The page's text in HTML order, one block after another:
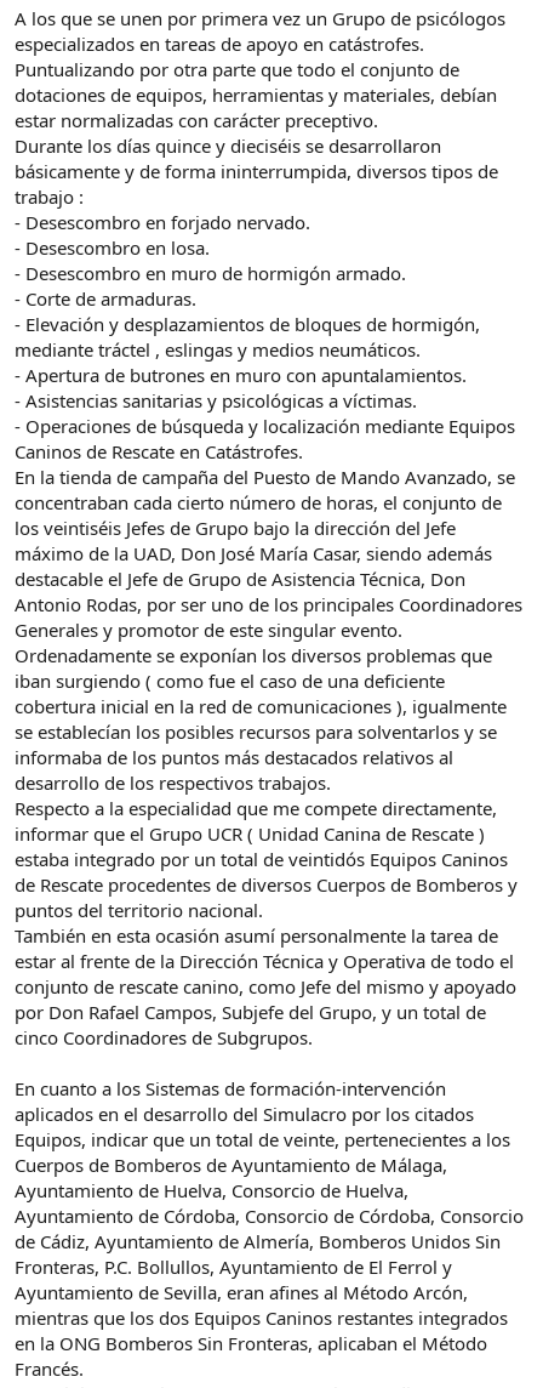
A los que se unen por primera vez un Grupo de psicólogos
especializados en tareas de apoyo en catástrofes.
Puntualizando por otra parte que todo el conjunto de
dotaciones de equipos, herramientas y materiales, debían
estar normalizadas con carácter preceptivo.
Durante los días quince y dieciséis se desarrollaron
básicamente y de forma ininterrumpida, diversos tipos de
trabajo :
- Desescombro en forjado nervado.
- Desescombro en losa.
- Desescombro en muro de hormigón armado.
- Corte de armaduras.
- Elevación y desplazamientos de bloques de hormigón,
mediante tráctel , eslingas y medios neumáticos.
- Apertura de butrones en muro con apuntalamientos.
- Asistencias sanitarias y psicológicas a víctimas.
- Operaciones de búsqueda y localización mediante Equipos
Caninos de Rescate en Catástrofes.
En la tienda de campaña del Puesto de Mando Avanzado, se
concentraban cada cierto número de horas, el conjunto de
los veintiséis Jefes de Grupo bajo la dirección del Jefe
máximo de la UAD, Don José María Casar, siendo además
destacable el Jefe de Grupo de Asistencia Técnica, Don
Antonio Rodas, por ser uno de los principales Coordinadores
Generales y promotor de este singular evento.
Ordenadamente se exponían los diversos problemas que
iban surgiendo ( como fue el caso de una deficiente
cobertura inicial en la red de comunicaciones ), igualmente
se establecían los posibles recursos para solventarlos y se
informaba de los puntos más destacados relativos al
desarrollo de los respectivos trabajos.
Respecto a la especialidad que me compete directamente,
informar que el Grupo UCR ( Unidad Canina de Rescate )
estaba integrado por un total de veintidós Equipos Caninos
de Rescate procedentes de diversos Cuerpos de Bomberos y
puntos del territorio nacional.
También en esta ocasión asumí personalmente la tarea de
estar al frente de la Dirección Técnica y Operativa de todo el
conjunto de rescate canino, como Jefe del mismo y apoyado
por Don Rafael Campos, Subjefe del Grupo, y un total de
cinco Coordinadores de Subgrupos.
En cuanto a los Sistemas de formación-intervención
aplicados en el desarrollo del Simulacro por los citados
Equipos, indicar que un total de veinte, pertenecientes a los
Cuerpos de Bomberos de Ayuntamiento de Málaga,
Ayuntamiento de Huelva, Consorcio de Huelva,
Ayuntamiento de Córdoba, Consorcio de Córdoba, Consorcio
de Cádiz, Ayuntamiento de Almería, Bomberos Unidos Sin
Fronteras, P.C. Bollullos, Ayuntamiento de El Ferrol y
Ayuntamiento de Sevilla, eran afines al Método Arcón,
mientras que los dos Equipos Caninos restantes integrados
en la ONG Bomberos Sin Fronteras, aplicaban el Método
Francés.